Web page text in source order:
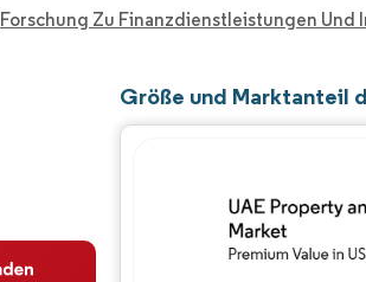
Forschung Zu Finanzdienstleistungen
Größe und Marktanteil